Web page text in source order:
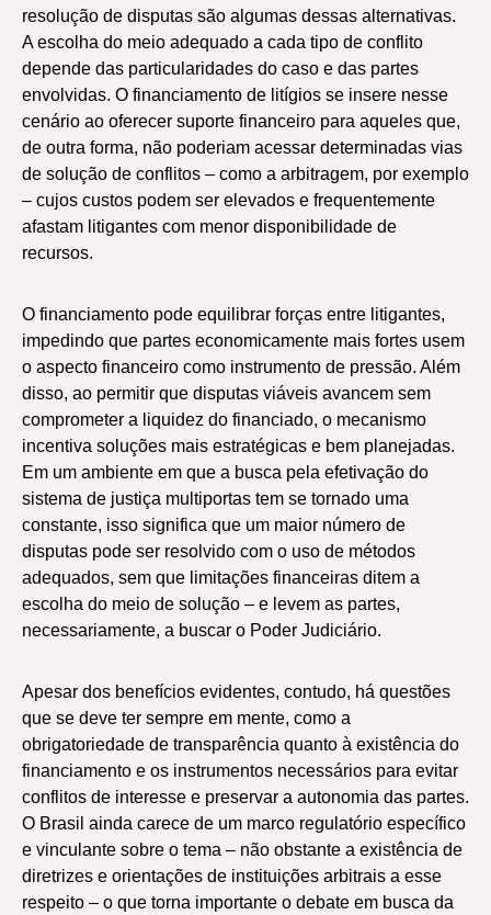
resolução de disputas são algumas dessas alternativas.
A escolha do meio adequado a cada tipo de conflito
depende das particularidades do caso e das partes
envolvidas. O financiamento de litígios se insere nesse
cenário ao oferecer suporte financeiro para aqueles que,
de outra forma, não poderiam acessar determinadas vias
de solução de conflitos – como a arbitragem, por exemplo
– cujos custos podem ser elevados e frequentemente
afastam litigantes com menor disponibilidade de
recursos.
O financiamento pode equilibrar forças entre litigantes,
impedindo que partes economicamente mais fortes usem
o aspecto financeiro como instrumento de pressão. Além
disso, ao permitir que disputas viáveis avancem sem
comprometer a liquidez do financiado, o mecanismo
incentiva soluções mais estratégicas e bem planejadas.
Em um ambiente em que a busca pela efetivação do
sistema de justiça multiportas tem se tornado uma
constante, isso significa que um maior número de
disputas pode ser resolvido com o uso de métodos
adequados, sem que limitações financeiras ditem a
escolha do meio de solução – e levem as partes,
necessariamente, a buscar o Poder Judiciário.
Apesar dos benefícios evidentes, contudo, há questões
que se deve ter sempre em mente, como a
obrigatoriedade de transparência quanto à existência do
financiamento e os instrumentos necessários para evitar
conflitos de interesse e preservar a autonomia das partes.
O Brasil ainda carece de um marco regulatório específico
e vinculante sobre o tema – não obstante a existência de
diretrizes e orientações de instituições arbitrais a esse
respeito – o que torna importante o debate em busca da